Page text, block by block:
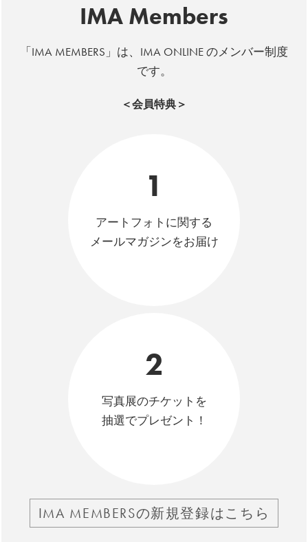
IMA Members
「IMA MEMBERS」は、IMA ONLINE のメンバー制度
です。
＜会員特典＞
1
アートフォトに関する
メールマガジンをお届け
2
写真展のチケットを
抽選でプレゼント！
IMA MEMBERSの新規登録はこちら